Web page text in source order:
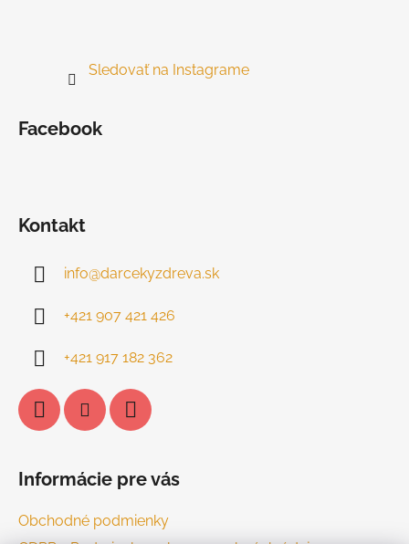
Sledovať na Instagrame
Facebook
Kontakt
info@darcekyzdreva.sk
+421 907 421 426
+421 917 182 362
Informácie pre vás
Obchodné podmienky